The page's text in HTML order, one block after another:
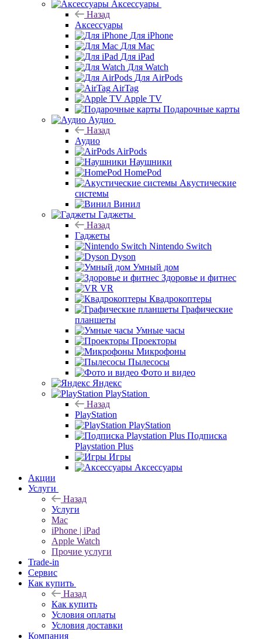
Аксессуары
Назад
Аксессуары
Для iPhone
Для Mac
Для iPad
Для Watch
Для AirPods
AirTag
Apple TV
Подарочные карты
Аудио
Назад
Аудио
AirPods
Наушники
HomePod
Акустические
системы
Винил
Гаджеты
Назад
Гаджеты
Nintendo Switch
Dyson
Умный дом
Здоровье и фитнес
VR
Квадрокоптеры
Графические
планшеты
Умные часы
Проекторы
Микрофоны
Пылесосы
Фото и видео
Яндекс
PlayStation
Назад
PlayStation
PlayStation
Подписка
Playstation Plus
Игры
Аксессуары
Акции
Услуги
Назад
Услуги
Mac
iPhone | iPad
Apple Watch
Прочие услуги
Trade-in
Сервис
Как купить
Назад
Как купить
Условия оплаты
Условия доставки
Компания